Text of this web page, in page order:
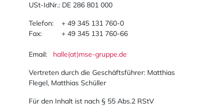
USt-IdNr.: DE 286 801 000
Telefon: + 49 345 131 760-0
Fax: + 49 345 131 760-66
Email: halle(at)mse-gruppe.de
Vertreten durch die Geschäftsführer: Matthias
Flegel, Matthias Schüller
Für den Inhalt ist nach § 55 Abs.2 RStV